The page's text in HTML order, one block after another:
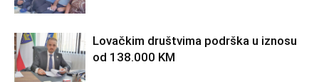
Lovačkim društvima podrška u iznosu
od 138.000 KM